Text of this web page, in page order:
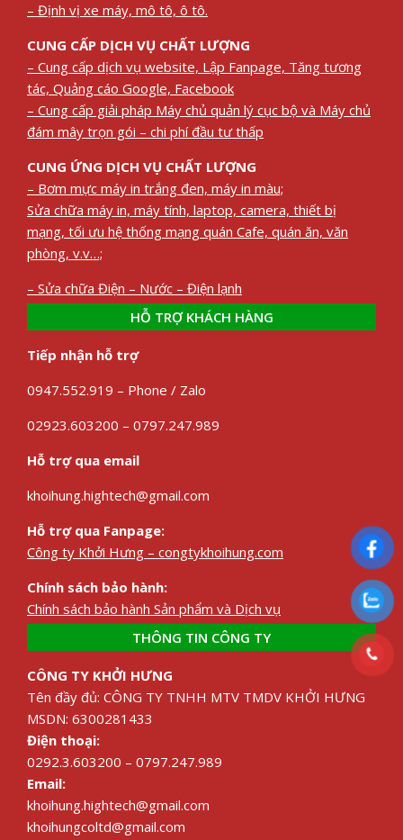
– Định vị xe máy, mô tô, ô tô.
CUNG CẤP DỊCH VỤ CHẤT LƯỢNG
– Cung cấp dịch vụ website, Lập Fanpage, Tăng tương
tác, Quảng cáo Google, Facebook
– Cung cấp giải pháp Máy chủ quản lý cục bộ và Máy chủ
đám mây trọn gói – chi phí đầu tư thấp
CUNG ỨNG DỊCH VỤ CHẤT LƯỢNG
– Bơm mực máy in trắng đen, máy in màu;
Sửa chữa máy in, máy tính, laptop, camera, thiết bị
mạng, tối ưu hệ thống mạng quán Cafe, quán ăn, văn
phòng, v.v…;
– Sửa chữa Điện – Nước – Điện lạnh
HỖ TRỢ KHÁCH HÀNG
Tiếp nhận hỗ trợ
0947.552.919 – Phone / Zalo
02923.603200 – 0797.247.989
Hỗ trợ qua email
khoihung.hightech@gmail.com
Hỗ trợ qua Fanpage:
Công ty Khởi Hưng – congtykhoihung.com
Chính sách bảo hành:
Chính sách bảo hành Sản phẩm và Dịch vụ
THÔNG TIN CÔNG TY
CÔNG TY KHỞI HƯNG
Tên đầy đủ: CÔNG TY TNHH MTV TMDV KHỞI HƯNG
MSDN: 6300281433
Điện thoại:
0292.3.603200 – 0797.247.989
Email:
khoihung.hightech@gmail.com
khoihungcoltd@gmail.com